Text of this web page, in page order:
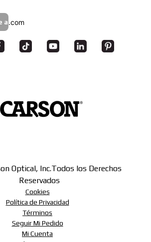
a
Optical, Inc.Todos los Derechos
Reservados
Cookies
Política de Privacidad
Términos
Seguir Mi Pedido
Mi Cuenta